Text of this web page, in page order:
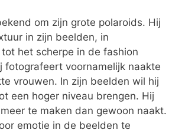
om zijn grote polaroids. Hij
in zijn beelden, in
het scherpe in de fashion
fotografeert voornamelijk naakte
vrouwen. In zijn beelden wil hij
een hoger niveau brengen. Hij
te maken dan gewoon naakt.
emotie in de beelden te